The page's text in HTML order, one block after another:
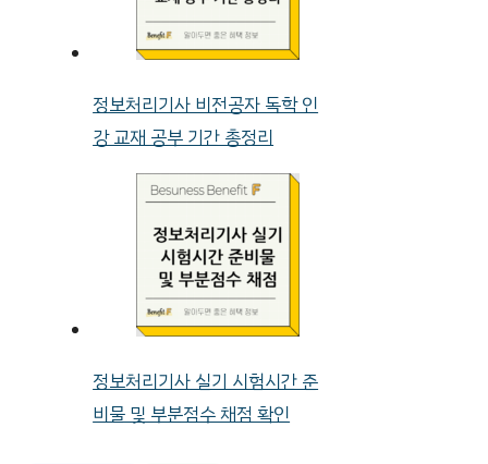
정보처리기사 비전공자 독학 인
강 교재 공부 기간 총정리
정보처리기사 실기 시험시간 준
비물 및 부분점수 채점 확인